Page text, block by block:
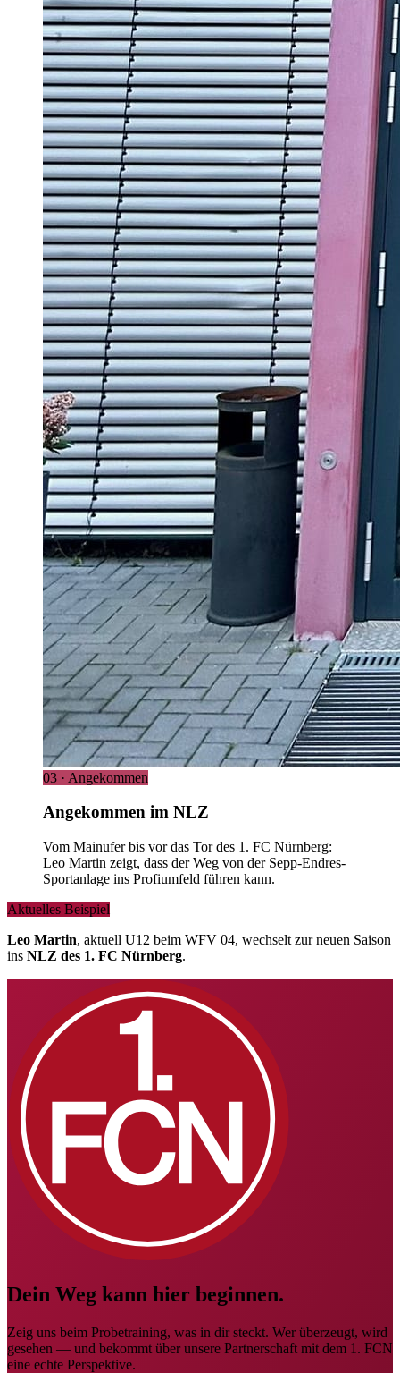
03 · Angekommen
Angekommen im NLZ
Vom Mainufer bis vor das Tor des 1. FC Nürnberg:
Leo Martin zeigt, dass der Weg von der Sepp-Endres-
Sportanlage ins Profiumfeld führen kann.
Aktuelles Beispiel
Leo Martin, aktuell U12 beim WFV 04, wechselt zur neuen Saison
ins NLZ des 1. FC Nürnberg.
Dein Weg kann hier beginnen.
Zeig uns beim Probetraining, was in dir steckt. Wer überzeugt, wird
gesehen — und bekommt über unsere Partnerschaft mit dem 1. FCN
eine echte Perspektive.